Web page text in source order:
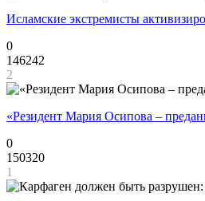
Исламские экстремисты
0
146242
2
«Резидент Мария Осипова –
0
150320
1